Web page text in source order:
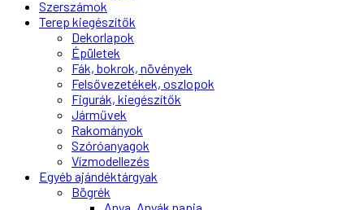
Szerszámok
Terep kiegészítők
Dekorlapok
Épületek
Fák, bokrok, növények
Felsővezetékek, oszlopok
Figurák, kiegészítők
Járművek
Rakományok
Szóróanyagok
Vízmodellezés
Egyéb ajándéktárgyak
Bögrék